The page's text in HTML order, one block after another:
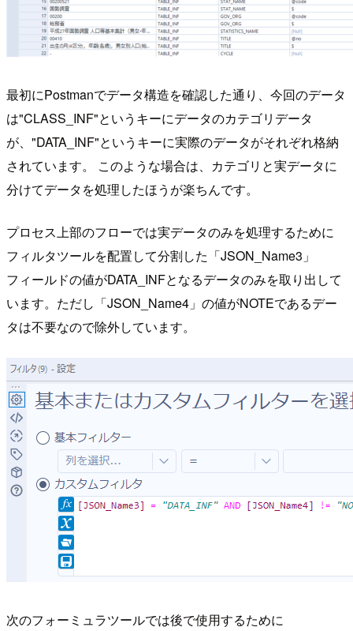
最初にPostmanでデータ構造を確認した通り、今回のデータ
は"CLASS_INF"というキーにデータのカテゴリデータ
が、"DATA_INF"というキーに実際のデータがそれぞれ格納
されています。 このような場合は、カテゴリと実データに
分けてデータを処理したほうが楽ちんです。
プロセス上部のフローでは実データのみを処理するために
フィルタツールを配置して分割した「JSON_Name3」
フィールドの値がDATA_INFとなるデータのみを取り出して
います。ただし「JSON_Name4」の値がNOTEであるデー
タは不要なので除外しています。
次のフォーミュラツールでは後で使用するために